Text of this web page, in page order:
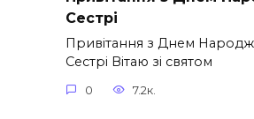
Сестрі
Привітання з Днем
Сестрі Вітаю зі святом
0 7.2к.